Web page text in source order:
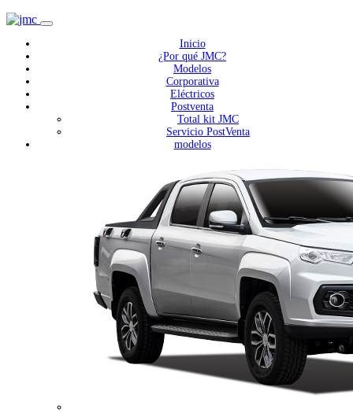
Inicio
¿Por qué JMC?
Modelos
Corporativa
Eléctricos
Postventa
Total kit JMC
Servicio PostVenta
modelos